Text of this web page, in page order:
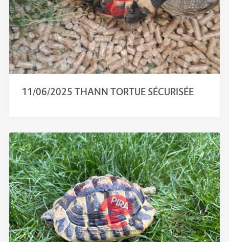
11/06/2025 THANN TORTUE SÉCURISÉE